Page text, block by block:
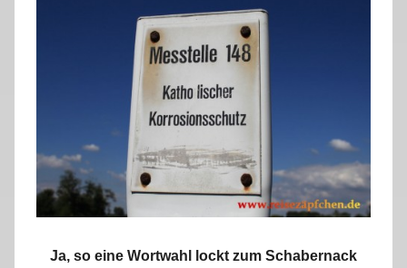
Ja, so eine Wortwahl lockt zum Schabernack